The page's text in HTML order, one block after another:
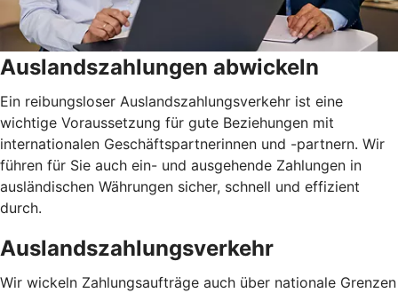
Auslandszahlungen abwickeln
Ein reibungsloser Auslandszahlungsverkehr ist eine
wichtige Voraussetzung für gute Beziehungen mit
internationalen Geschäftspartnerinnen und -partnern. Wir
führen für Sie auch ein- und ausgehende Zahlungen in
ausländischen Währungen sicher, schnell und effizient
durch.
Auslandszahlungsverkehr
Wir wickeln Zahlungsaufträge auch über nationale Grenzen